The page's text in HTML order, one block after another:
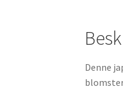
Denne